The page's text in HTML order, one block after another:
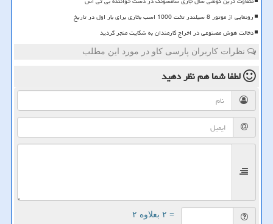
رونمایی از موتور 8 سیلندر تخت 1000 اسب بخاری برای بار اول در تاریخ
دخالت هوش مصنوعی در اخراج کارمندان به شکایت منجر گردید
نظرات کاربران پارسی کاو در مورد این مطلب
لطفا شما همنظر دهید
= ۲ بعلاوه ۲